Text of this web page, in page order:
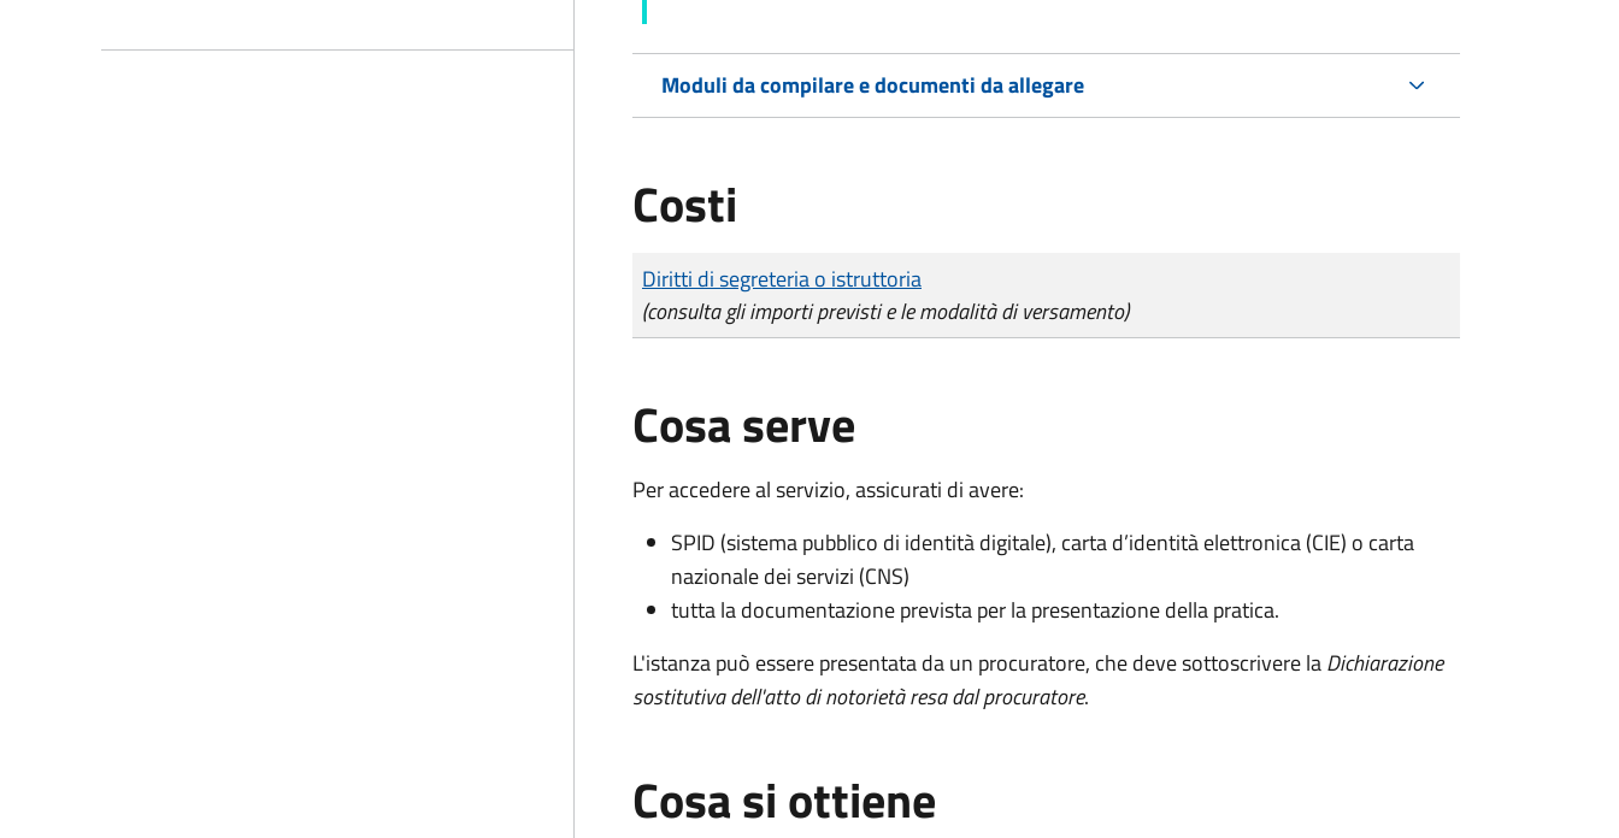
Moduli da compilare e documenti da allegare
Costi
Tipo di pagamento
Importo
Diritti di segreteria o istruttoria
(consulta gli importi previsti e le modalità di versamento)
Cosa serve
Per accedere al servizio, assicurati di avere:
SPID (sistema pubblico di identità digitale), carta d’identità elettronica (CIE) o carta
nazionale dei servizi (CNS)
tutta la documentazione prevista per la presentazione della pratica.
L'istanza può essere presentata da un procuratore, che deve sottoscrivere laDichiarazione
sostitutiva dell'atto di notorietà resa dal procuratore.
Cosa si ottiene